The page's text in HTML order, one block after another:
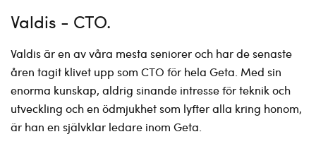
Valdis - CTO
Valdis är en av våra mesta seniorer och har de senaste
åren tagit klivet upp som CTO för hela Geta. Med sin
enorma kunskap, aldrig sinande intresse för teknik och
utveckling och en ödmjukhet som lyfter alla kring honom,
är han en självklar ledare inom Geta.